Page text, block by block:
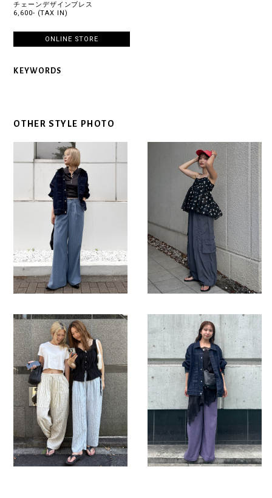
チェーンデザインブレス
6,600- (TAX IN)
ONLINE STORE
KEYWORDS
OTHER STYLE PHOTO